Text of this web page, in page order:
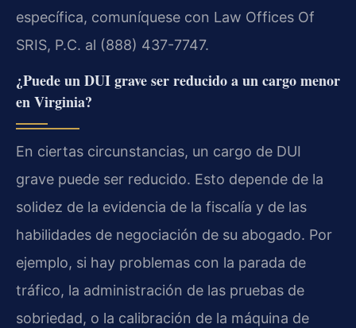
específica, comuníquese con Law Offices Of
SRIS, P.C. al (888) 437-7747.
¿Puede un DUI grave ser reducido a un cargo menor
en Virginia?
En ciertas circunstancias, un cargo de DUI
grave puede ser reducido. Esto depende de la
solidez de la evidencia de la fiscalía y de las
habilidades de negociación de su abogado. Por
ejemplo, si hay problemas con la parada de
tráfico, la administración de las pruebas de
sobriedad, o la calibración de la máquina de